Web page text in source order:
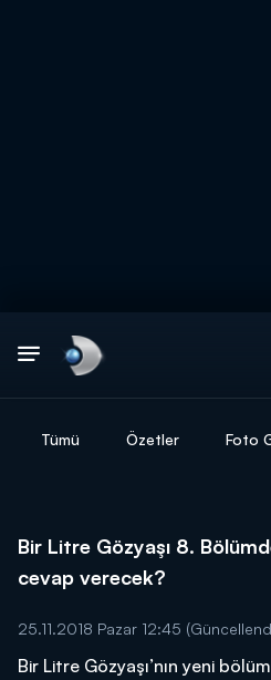
Tümü Özetler Foto
Bir Litre Gözyaşı 8.
cevap verecek?
25.11.2018 Pazar 12:45
Bir Litre Gözyaşı’nın yeni